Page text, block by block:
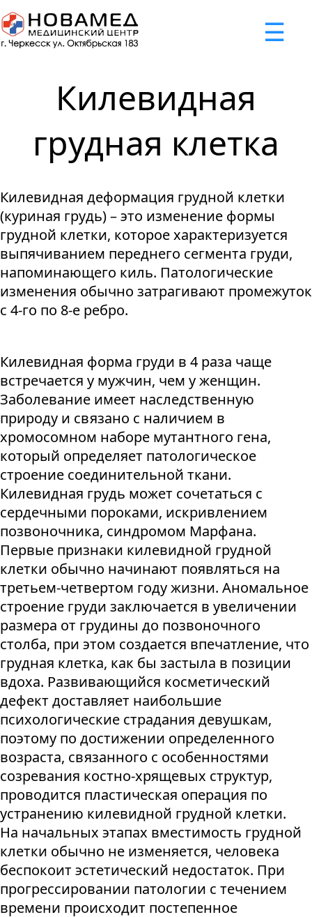
☰
x
Задать вопрос
Я принимаю
данных."
Отправить вопрос
Успешно
Мы свяжемся с вами в ближайшее время
Неудача
Некорректно введен номер телефона
Неудача
Отклонена капча
Неудача
Не введено имя или вопрос
Неудача
Не принято соглашение
Килевидная
грудная клетка
Килевидная деформация грудной клетки
(куриная грудь) – это изменение формы
грудной клетки, которое характеризуется
выпячиванием переднего сегмента груди,
напоминающего киль. Патологические
изменения обычно затрагивают промежуток
с 4-го по 8-е ребро.
Килевидная форма груди в 4 раза чаще
встречается у мужчин, чем у женщин.
Заболевание имеет наследственную
природу и связано с наличием в
хромосомном наборе мутантного гена,
который определяет патологическое
строение соединительной ткани.
Килевидная грудь может сочетаться с
сердечными пороками, искривлением
позвоночника, синдромом Марфана.
Первые признаки килевидной грудной
клетки обычно начинают появляться на
третьем-четвертом году жизни. Аномальное
строение груди заключается в увеличении
размера от грудины до позвоночного
столба, при этом создается впечатление, что
грудная клетка, как бы застыла в позиции
вдоха. Развивающийся косметический
дефект доставляет наибольшие
психологические страдания девушкам,
поэтому по достижении определенного
возраста, связанного с особенностями
созревания костно-хрящевых структур,
проводится пластическая операция по
устранению килевидной грудной клетки.
На начальных этапах вместимость грудной
клетки обычно не изменяется, человека
беспокоит эстетический недостаток. При
прогрессировании патологии с течением
времени происходит постепенное